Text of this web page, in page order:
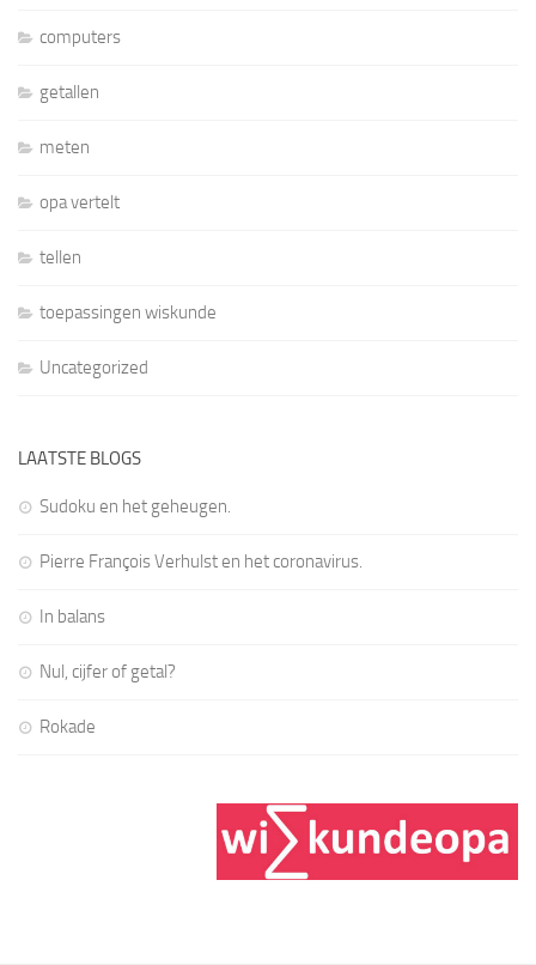
computers
getallen
meten
opa vertelt
tellen
toepassingen wiskunde
Uncategorized
LAATSTE BLOGS
Sudoku en het geheugen.
Pierre François Verhulst en het coronavirus.
In balans
Nul, cijfer of getal?
Rokade